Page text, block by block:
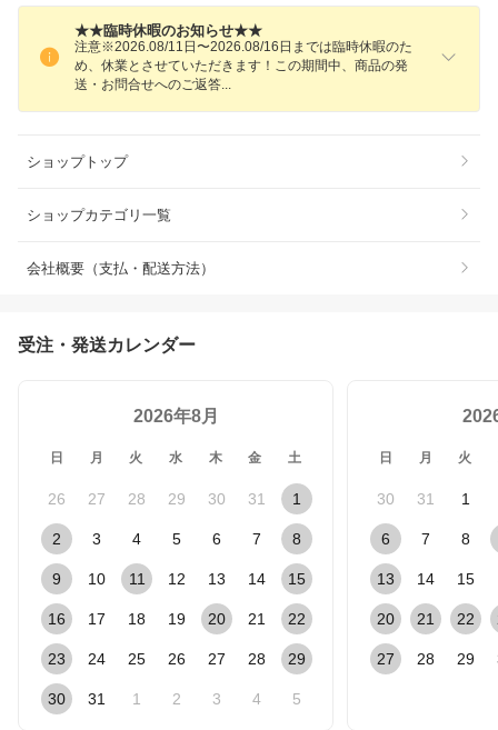
★★臨時休暇のお知らせ★★
注意※2026.08/11日〜2026.08/16日までは臨時休暇のた
め、休業とさせていただきます！この期間中、商品の発
送・お問合せへのご返答
ショップトップ
ショップカテゴリ一覧
会社概要（支払・配送方法）
受注・発送カレンダー
2026年8月
日 月 火 水 木 金 土
26 27 28 29 30 31 1
2 3 4 5 6 7 8
9 10 11 12 13 14 15
16 17 18 19 20 21 22
23 24 25 26 27 28 29
30 31 1 2 3 4 5
日 月 火
30 31 1
6 7 8
13 14 15
20 21 22
27 28 29